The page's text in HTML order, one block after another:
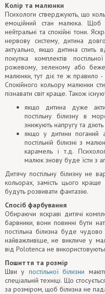
Колір та малюнки
Психологи стверджують, що
емоційний стан малюка. Щоб
нейтральні та спокійні тони.
нервову систему, дитина
актуально, якщо дитина спить
покупка комплектів
рожевому, зеленому або
малюнки, тут діє те ж правило
Спокійного кольору малюнки
пізнавати світ краще. Також
якщо дитина дуже
постільну білизну в
знижують напругу та діють
якщо у дитини поганий
постільній білизні з
карамель і т.д.
малюк знову буде їсти з
Дитячу постільну білизну не
кольорах, замість цього
будуть розвивати фантазію.
Спосіб фарбування
Обираючи яскраві дитячі
барвники, вони повинні бути
постільна білизна буде
найважливіше, не викличе у
від Polotenca не
Пошиття та розмір
Шви у постільної білизни
спеціальній техніці. Що
за розміром, щоб білизна не